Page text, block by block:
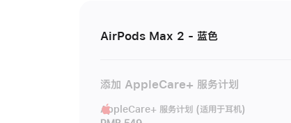
AirPods Max 2 - 蓝色
添加 AppleCare+ 服务计划
AppleCare+ 服务计划 (适用于耳机)